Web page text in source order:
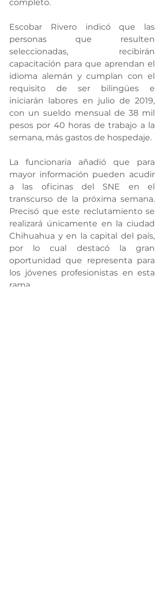
completo.
Escobar Rivero indicó que las
personas que resulten
seleccionadas, recibirán
capacitación para que aprendan el
idioma alemán y cumplan con el
requisito de ser bilingües e
iniciarán labores en julio de 2019,
con un sueldo mensual de 38 mil
pesos por 40 horas de trabajo a la
semana, más gastos de hospedaje.
La funcionaria añadió que para
mayor información pueden acudir
a las oficinas del SNE en el
transcurso de la próxima semana.
Precisó que este reclutamiento se
realizará únicamente en la ciudad
Chihuahua y en la capital del país,
por lo cual destacó la gran
oportunidad que representa para
los jóvenes profesionistas en esta
rama.